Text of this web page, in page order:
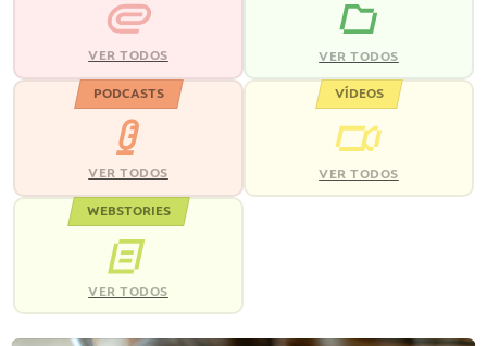
VER TODOS VER TODOS
PODCASTS
VER TODOS
VÍDEOS
VER TODOS
WEBSTORIES
VER TODOS